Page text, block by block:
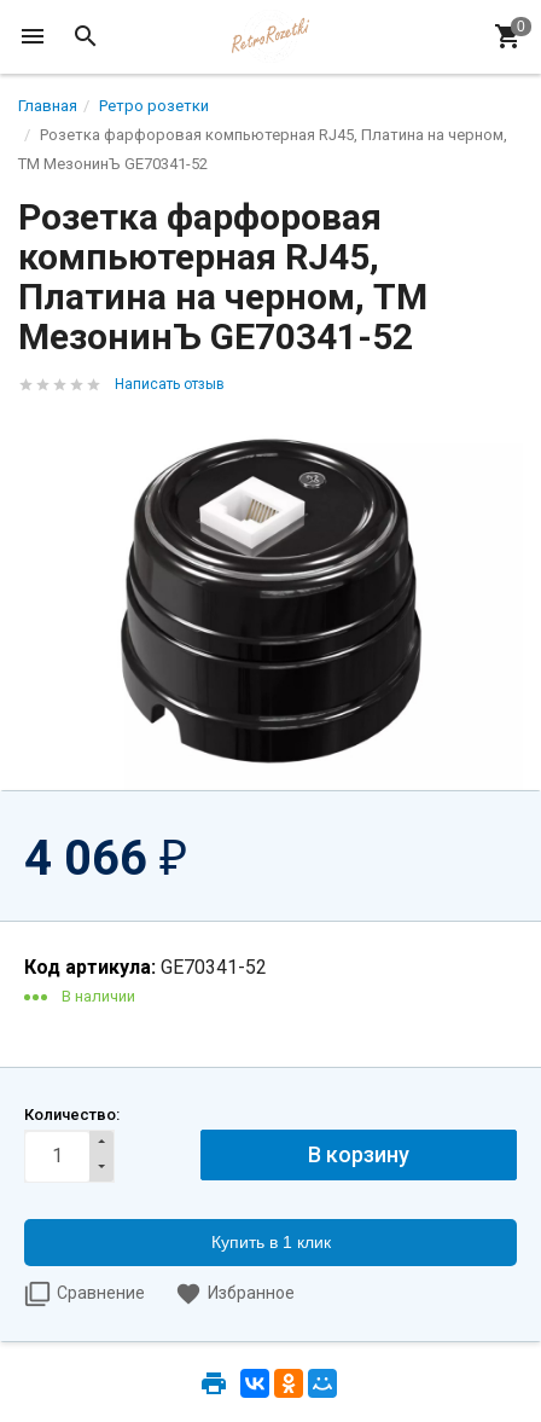
Главная
Ретро розетки
Розетка фарфоровая компьютерная RJ45, Платина на черном,
ТМ МезонинЪ GE70341-52
Розетка фарфоровая
компьютерная RJ45,
Платина на черном, ТМ
МезонинЪ GE70341-52
Написать отзыв
4 066 ₽
Код артикула: GE70341-52
В наличии
Количество:
Купить в 1 клик
Сравнение Избранное